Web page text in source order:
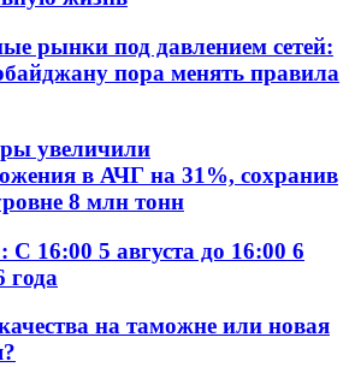
рынки под давлением сетей:
пора менять правила
увеличили
в АЧГ на 31%, сохранив
8 млн тонн
С 16:00 5 августа до 16:00 6
года
на таможне или новая